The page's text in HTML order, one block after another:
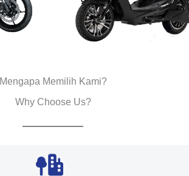
Mengapa Memilih Kami?
Why Choose Us?